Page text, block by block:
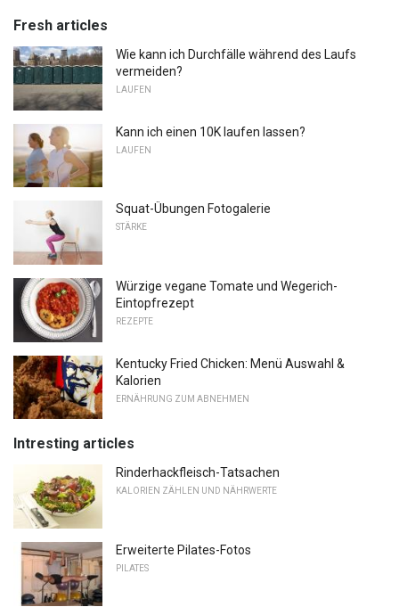
Fresh articles
Wie kann ich Durchfälle während des Laufs
vermeiden?
LAUFEN
Kann ich einen 10K laufen lassen?
LAUFEN
Squat-Übungen Fotogalerie
STÄRKE
Würzige vegane Tomate und Wegerich-
Eintopfrezept
REZEPTE
Kentucky Fried Chicken: Menü Auswahl &
Kalorien
ERNÄHRUNG ZUM ABNEHMEN
Intresting articles
Rinderhackfleisch-Tatsachen
KALORIEN ZÄHLEN UND NÄHRWERTE
Erweiterte Pilates-Fotos
PILATES